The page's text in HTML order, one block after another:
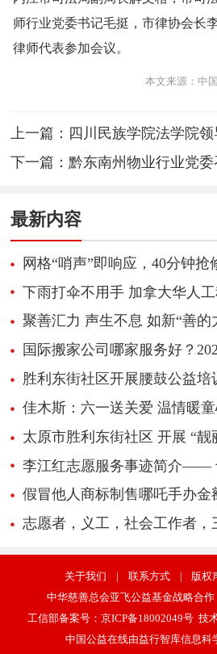
师行业党委书记毛挺，市律协会长
律师代表参加会议。
本文来源：中
上一篇： 四川民族学院法学院
指导工作
下一篇：黔东南州物业行业党委
最新内容
网格“哨声”即响应，40分钟抢
下雨打伞不用手 加拿大华人
自动飞行雨伞
聚善汇力 声生不息 如新“善的
少年成长
国际搬家公司哪家服务好？
胜利东街社区开展腰鼓公益培
佳木斯：六一送关爱 温情暖
太原市胜利东街社区 开展 “靓
活动
李江红志愿服务事迹简介——
地震救援亲历者，成长为公益志
假冒他人商标制售哪吒手办金
志愿者，义工，社会工作者，
关于我们 | 联系方式 | 版权
中华慈善总会亚飞公益基金战略合作
工信部备案号： 京ICP备18002049号技术
中国公益在线由益行智库信息科